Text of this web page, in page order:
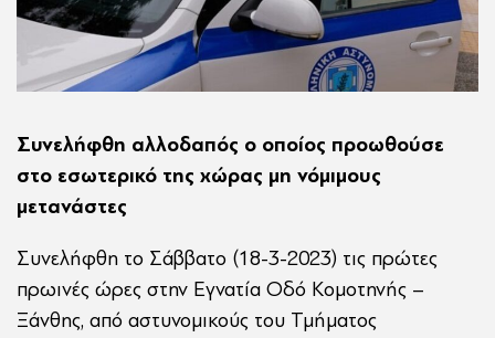
Συνελήφθη αλλοδαπός ο οποίος προωθούσε
στο εσωτερικό της χώρας μη νόμιμους
μετανάστες
Συνελήφθη το Σάββατο (18-3-2023) τις πρώτες
πρωινές ώρες στην Εγνατία Οδό Κομοτηνής –
Ξάνθης, από αστυνομικούς του Τμήματος